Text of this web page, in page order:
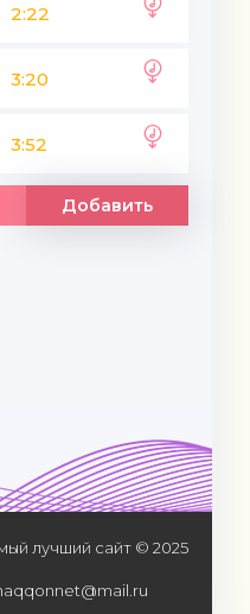
2:22
3:20
3:52
Добавить
лучший сайт © 2025